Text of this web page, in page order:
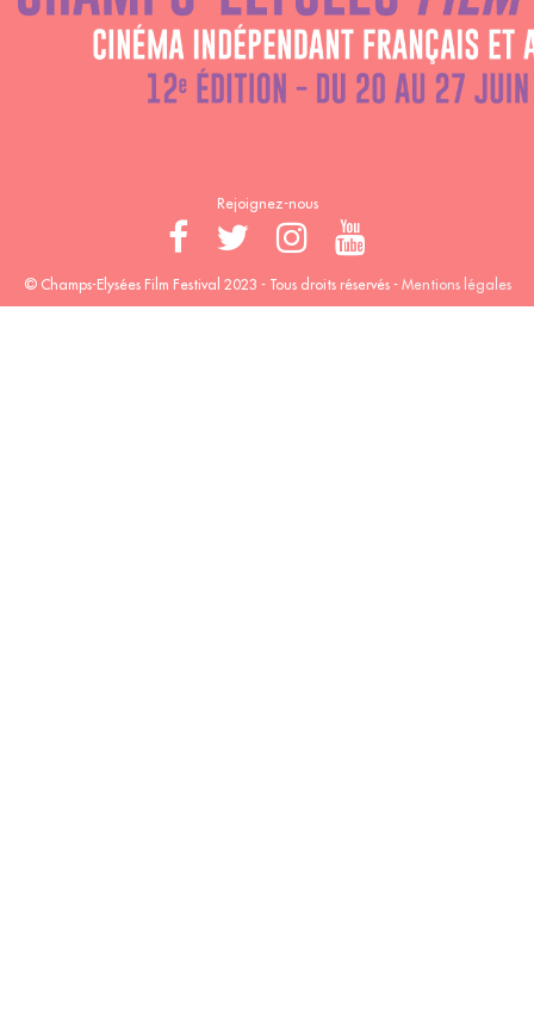
Rejoignez-nous
© Champs-Elysées Film Festival 2023 - Tous droits réservés - Mentions légales